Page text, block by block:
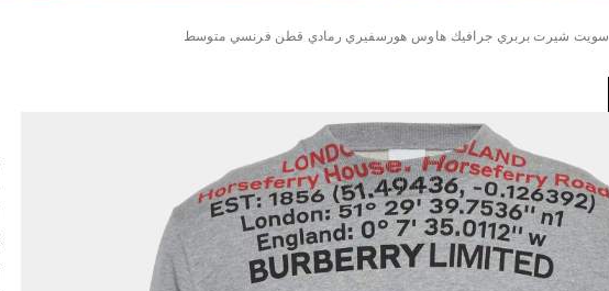
سويت شيرت بربري جرافيك هاوس هورسفيري رمادي قطن فرنسي متوسط